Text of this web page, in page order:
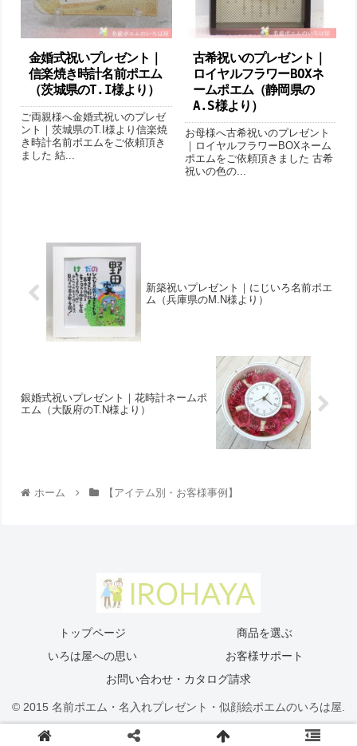
金婚式祝いプレゼント｜
信楽焼き時計名前ポエム
（茨城県のT.I様より ）
ご両親様へ金婚式祝いのプレゼ
ント｜茨城県のT.I様より信楽焼
き時計名前ポエムをご依頼頂き
ました 結...
古希祝いのプレゼント｜
ロイヤルフラワーBOXネ
ームポエム （静岡県の
A.S様より）
お母様へ古希祝いのプレゼント
｜ロイヤルフラワーBOXネーム
ポエムをご依頼頂きました 古希
祝いの色の...
新築祝いプレゼント｜にじいろ名前ポエ
ム（兵庫県のM.N様より ）
銀婚式祝いプレゼント｜花時計ネームポ
エム（大阪府のT.N様より ）
ホーム 【アイテム別・お客様事例】
トップページ
商品を選ぶ
いろは屋への思い
お客様サポート
お問い合わせ・カタログ請求
© 2015 名前ポエム・名入れプレゼント・似顔絵ポエムのいろは屋.